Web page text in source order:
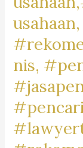
usahaan,
nis,